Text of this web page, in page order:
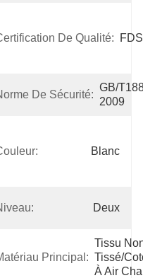
De Qualité: FDS
Classe
I
De Sécurité:
GB/
2009
Blanc
Deux
Principal:
Tissu
Tissé/
À Air